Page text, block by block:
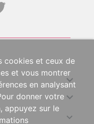


cookies et ceux de
et vous montrer
en analysant
donner votre
appuyez sur le